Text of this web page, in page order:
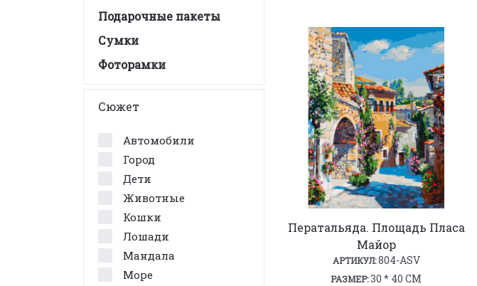
Подарочные пакеты
Сумки
Фоторамки
Сюжет
Автомобили
Город
Дети
Животные
Кошки
Лошади
Мандала
Море
Ператальяда. Площадь Пласа
Майор
АРТИКУЛ:804-ASV
РАЗМЕР:30 * 40 СМ